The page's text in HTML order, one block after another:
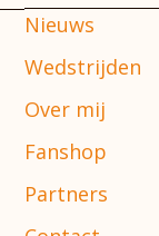
Nieuws
Wedstrijden
Over mij
Fanshop
Partners